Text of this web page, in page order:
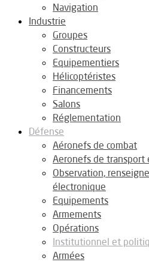
Navigation
Industrie
Groupes
Constructeurs
Equipementiers
Hélicoptéristes
Financements
Salons
Réglementation
Défense
Aéronefs de combat
Aeronefs de
Observation,
électronique
Equipements
Armements
Opérations
Institutionnel et
Armées